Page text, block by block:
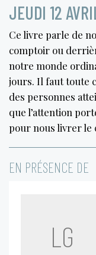
JEUDI 12
Ce livre parle de
comptoir ou
notre monde
jours. Il faut toute
des personnes
que l’attention
pour nous livrer le
EN PRÉSENCE DE
LG